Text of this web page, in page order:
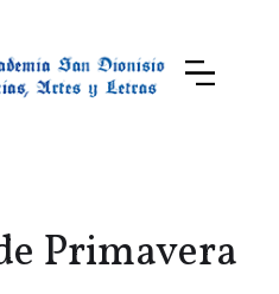
Primavera